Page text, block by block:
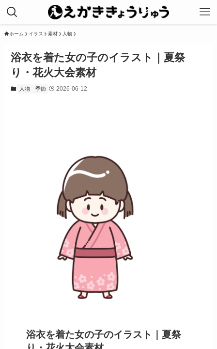
ホーム イラスト素材 人物
浴衣を着た女の子のイラスト｜夏祭
り・花火大会素材
人物 季節 2026-06-12
浴衣を着た女の子のイラスト｜夏祭